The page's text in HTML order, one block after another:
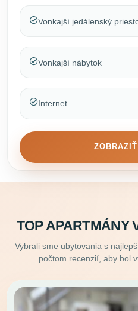
Vonkajší jedálenský
Vonkajší nábytok
Internet
TOP APARTMÁNY
Vybrali sme ubytovania s
počtom recenzií, aby bol